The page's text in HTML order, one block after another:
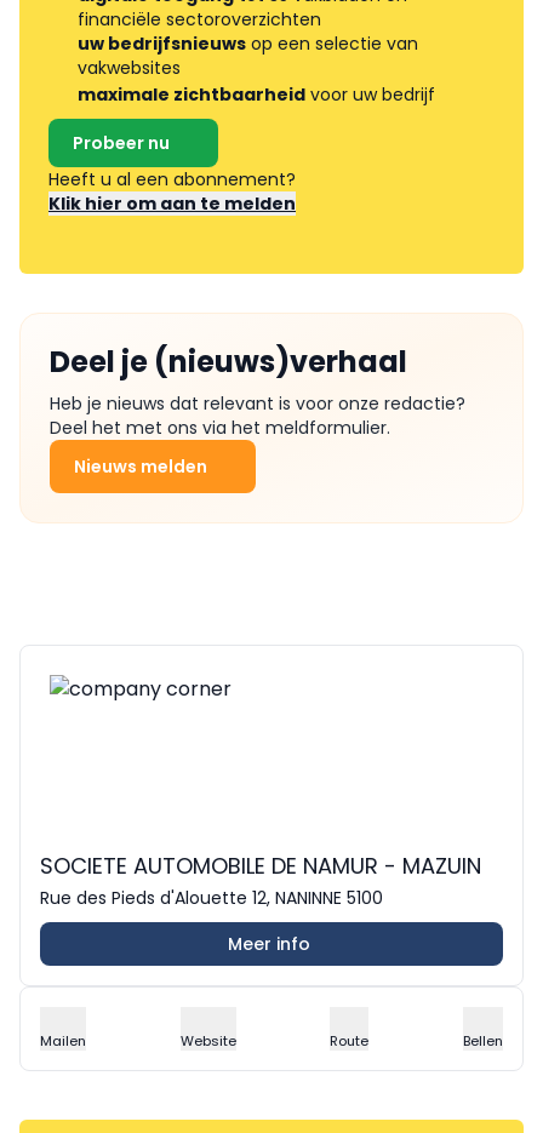
financiële sectoroverzichten
uw bedrijfsnieuws op een selectie van
vakwebsites
maximale zichtbaarheid voor uw bedrijf
Probeer nu
Heeft u al een abonnement?
Klik hier om aan te melden
Deel je (nieuws)verhaal
Heb je nieuws dat relevant is voor onze redactie?
Deel het met ons via het meldformulier.
Nieuws melden
SOCIETE AUTOMOBILE DE NAMUR - MAZUIN
Rue des Pieds d'Alouette 12, NANINNE 5100
Meer info
Mailen Website Route Bellen